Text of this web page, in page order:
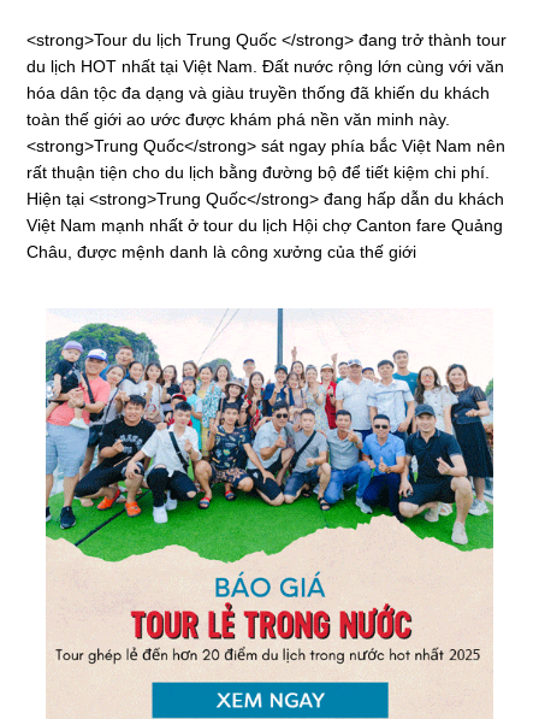
<strong>Tour du lịch Trung Quốc </strong> đang trở thành tour
du lịch HOT nhất tại Việt Nam. Đất nước rộng lớn cùng với văn
hóa dân tộc đa dạng và giàu truyền thống đã khiến du khách
toàn thế giới ao ước được khám phá nền văn minh này.
<strong>Trung Quốc</strong> sát ngay phía bắc Việt Nam nên
rất thuận tiện cho du lịch bằng đường bộ để tiết kiệm chi phí.
Hiện tại <strong>Trung Quốc</strong> đang hấp dẫn du khách
Việt Nam mạnh nhất ở tour du lịch Hội chợ Canton fare Quảng
Châu, được mệnh danh là công xưởng của thế giới